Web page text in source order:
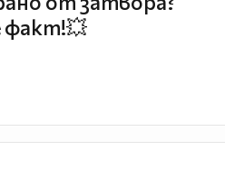
факт!💥